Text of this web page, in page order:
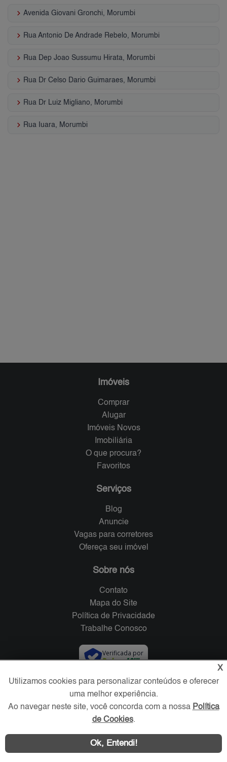
keyboard_arrow_right Avenida Giovani Gronchi, Morumbi
keyboard_arrow_right Rua Antonio De Andrade Rebelo, Morumbi
keyboard_arrow_right Rua Dep Joao Sussumu Hirata, Morumbi
keyboard_arrow_right Rua Dr Celso Dario Guimaraes, Morumbi
keyboard_arrow_right Rua Dr Luiz Migliano, Morumbi
keyboard_arrow_right Rua Iuara, Morumbi
Imóveis
Comprar
Alugar
Imóveis Novos
Imobiliária
O que procura?
Favoritos
Serviços
Blog
Anuncie
Vagas para corretores
Ofereça seu imóvel
Sobre nós
Contato
Mapa do Site
Política de Privacidade
Trabalhe Conosco
Verificada por
Redes Sociais
X
Utilizamos cookies para personalizar conteúdos e oferecer
uma melhor experiência.
Ao navegar neste site, você concorda com a nossa Política
de Cookies.
Ok, Entendi!